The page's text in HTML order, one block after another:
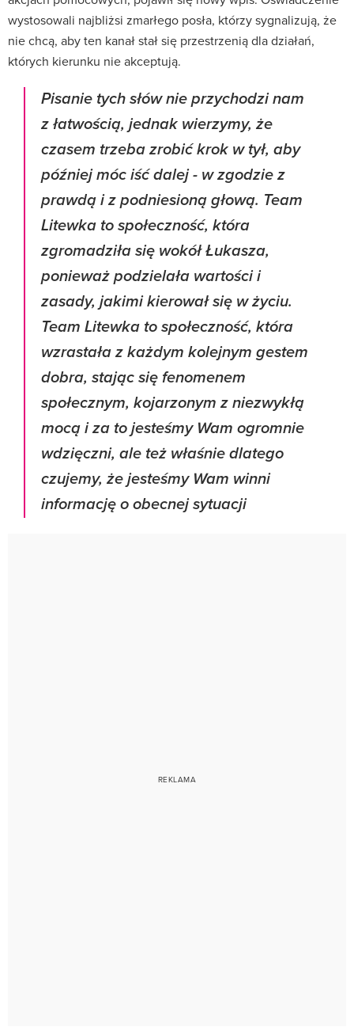
wystosowali najbliżsi zmarłego posła, którzy sygnalizują, że
nie chcą, aby ten kanał stał się przestrzenią dla działań,
których kierunku nie akceptują.
Pisanie tych słów nie przychodzi nam
z łatwością, jednak wierzymy, że
czasem trzeba zrobić krok w tył, aby
później móc iść dalej - w zgodzie z
prawdą i z podniesioną głową. Team
Litewka to społeczność, która
zgromadziła się wokół Łukasza,
ponieważ podzielała wartości i
zasady, jakimi kierował się w życiu.
Team Litewka to społeczność, która
wzrastała z każdym kolejnym gestem
dobra, stając się fenomenem
społecznym, kojarzonym z niezwykłą
mocą i za to jesteśmy Wam ogromnie
wdzięczni, ale też właśnie dlatego
czujemy, że jesteśmy Wam winni
informację o obecnej sytuacji